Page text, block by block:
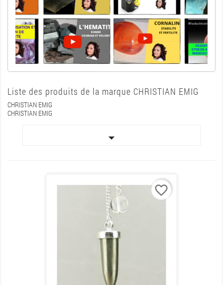
Liste des produits de la marque CHRISTIAN EMIG
CHRISTIAN EMIG
CHRISTIAN EMIG

favorite_border